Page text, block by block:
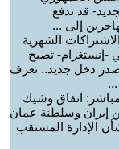
قد تدفع
إلى ...
الاشتراكات الشهرية
-إنستغرام- تصبح
دخل جديد.. تعرف
مباشر: اتفاق وشيك
إيران وسلطنة عمان
الإدارة المستقب